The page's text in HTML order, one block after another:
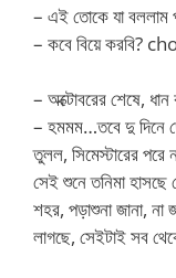
– এই তোকে যা বললাম
– কবে বিয়ে করবি?
– অক্টোবরের শেষে,
– হমমম…তবে দু দিনে
তুলল, সিমেস্টারের পরে
সেই শুনে তনিমা
শহর, পড়াশুনা জানা,
লাগছে, সেইটাই সব